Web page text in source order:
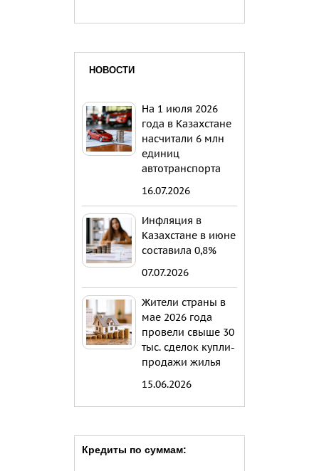
НОВОСТИ
На 1 июля 2026
года в Казахстане
насчитали 6 млн
единиц
автотранспорта
16.07.2026
Инфляция в
Казахстане в июне
составила 0,8%
07.07.2026
Жители страны в
мае 2026 года
провели свыше 30
тыс. сделок купли-
продажи жилья
15.06.2026
Кредиты по суммам: